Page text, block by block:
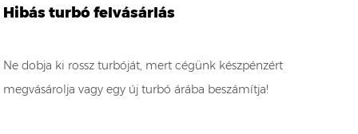
Hibás turbó felvásárlás
Ne dobja ki rossz turbóját, mert cégünk készpénzért
megvásárolja vagy egy új turbó árába beszámítja!